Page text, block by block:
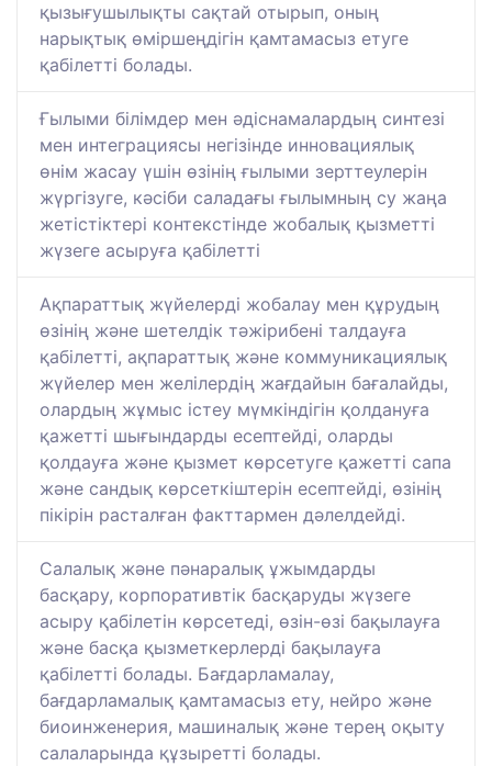
қызығушылықты сақтай отырып, оның
нарықтық өміршеңдігін қамтамасыз етуге
қабілетті болады.
Ғылыми білімдер мен әдіснамалардың синтезі
мен интеграциясы негізінде инновациялық
өнім жасау үшін өзінің ғылыми зерттеулерін
жүргізуге, кәсіби саладағы ғылымның су жаңа
жетістіктері контекстінде жобалық қызметті
жүзеге асыруға қабілетті
Ақпараттық жүйелерді жобалау мен құрудың
өзінің және шетелдік тәжірибені талдауға
қабілетті, ақпараттық және коммуникациялық
жүйелер мен желілердің жағдайын бағалайды,
олардың жұмыс істеу мүмкіндігін қолдануға
қажетті шығындарды есептейді, оларды
қолдауға және қызмет көрсетуге қажетті сапа
және сандық көрсеткіштерін есептейді, өзінің
пікірін расталған факттармен дәлелдейді.
Салалық және пәнаралық ұжымдарды
басқару, корпоративтік басқаруды жүзеге
асыру қабілетін көрсетеді, өзін-өзі бақылауға
және басқа қызметкерлерді бақылауға
қабілетті болады. Бағдарламалау,
бағдарламалық қамтамасыз ету, нейро және
биоинженерия, машиналық және терең оқыту
салаларында құзыретті болады.